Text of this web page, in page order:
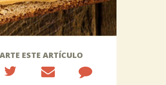
ESTE ARTÍCULO